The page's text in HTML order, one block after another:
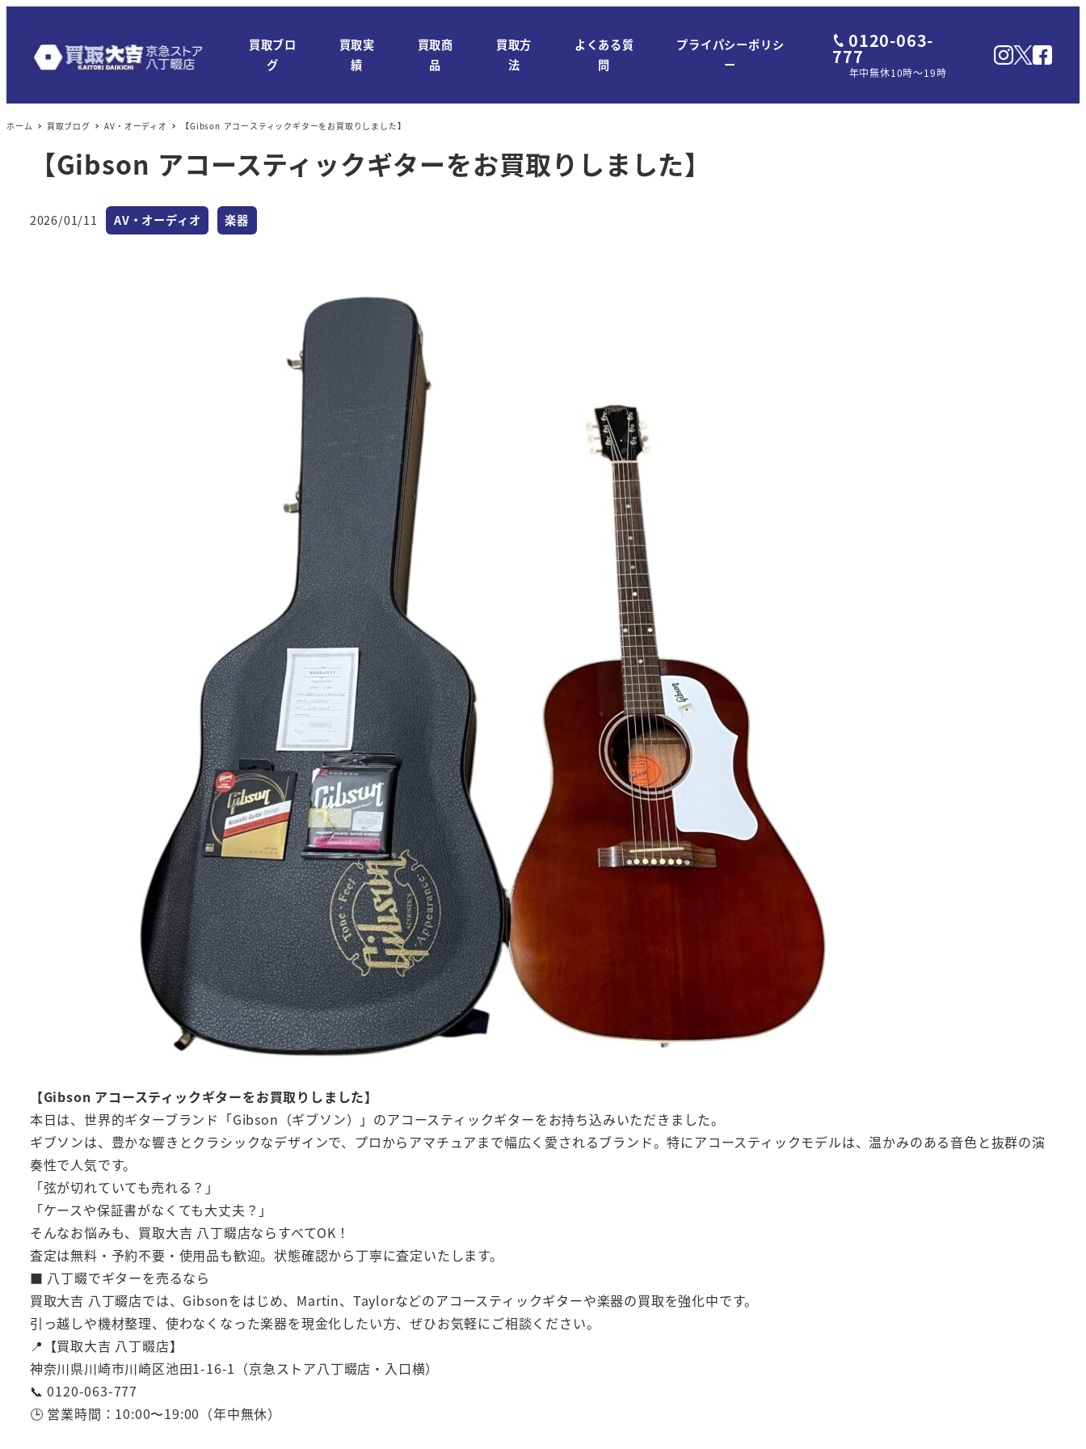
ン
テ
買取ブロ
グ
買取実
績
買取商
品
買取方
法
よくある質
問
プライパシーポリシ
ー
0120-063-
777
年中無休10時～19時
ホーム 買取ブログ AV・オーディオ 【Gibson アコースティックギターをお買取りしました】
【Gibson アコースティックギターをお買取りしました】
投稿日
2026/01/11 カテゴリー
AV・オーディオ カテゴリー
楽器
【Gibson アコースティックギターをお買取りしました】
本日は、世界的ギターブランド「Gibson（ギブソン）」のアコースティックギターをお持ち込みいただきました。
ギブソンは、豊かな響きとクラシックなデザインで、プロからアマチュアまで幅広く愛されるブランド。特にアコースティックモデルは、温かみのある音色と抜群の演
奏性で人気です。
「弦が切れていても売れる？」
「ケースや保証書がなくても大丈夫？」
そんなお悩みも、買取大吉 八丁畷店ならすべてOK！
査定は無料・予約不要・使用品も歓迎。状態確認から丁寧に査定いたします。
■ 八丁畷でギターを売るなら
買取大吉 八丁畷店では、Gibsonをはじめ、Martin、Taylorなどのアコースティックギターや楽器の買取を強化中です。
引っ越しや機材整理、使わなくなった楽器を現金化したい方、ぜひお気軽にご相談ください。
📍【買取大吉 八丁畷店】
神奈川県川崎市川崎区池田1-16-1（京急ストア八丁畷店・入口横）
📞 0120-063-777
🕒 営業時間：10:00〜19:00（年中無休）